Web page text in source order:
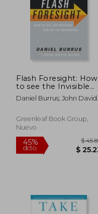
Flash Foresight: How
to see the Invisible
and do the
Impossible (en
Daniel Burrus; John David
Greenleaf Book Group,
Nuevo